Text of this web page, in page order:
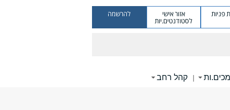
פניות אזור אישי
לסטודנטים.יות
להרשמה
| קהל רחב